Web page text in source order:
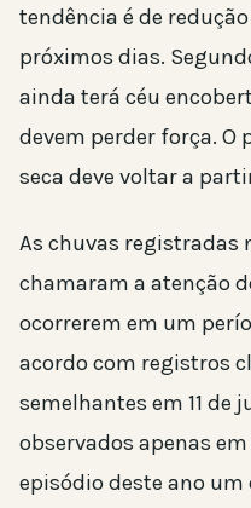
tendência é de
próximos dias.
ainda terá céu
devem perder força. O
seca deve voltar a
As chuvas registradas
chamaram a atenção
ocorrerem em um
acordo com registros
semelhantes em 11 de
observados apenas em
episódio deste ano um